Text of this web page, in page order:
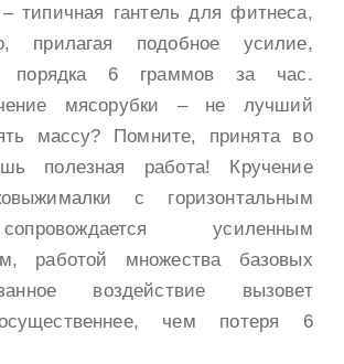
типичная гантель для фитнеса,
прилагая подобное усилие,
порядка 6 граммов за час.
мясорубки – не лучший
массу? Помните, принята во
полезная работа! Кручение
с горизонтальным
усиленным
работой множества базовых
воздействие вызовет
чем потеря 6